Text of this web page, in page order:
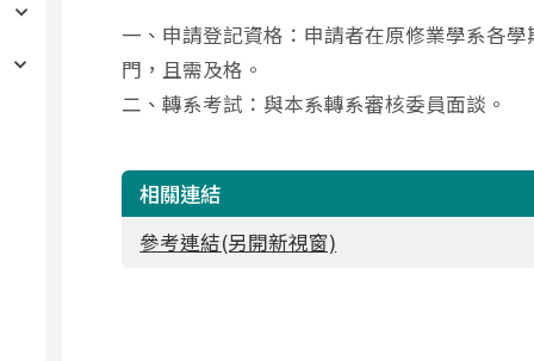
一、申請登記資格：申請者在原修業學系各
門，且需及格。
二、轉系考試：與本系轉系審核委員面談。
相關連結
參考連結(另開新視窗)